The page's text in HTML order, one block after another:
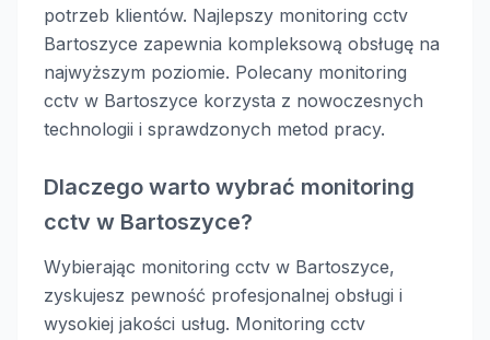
potrzeb klientów. Najlepszy monitoring cctv
Bartoszyce zapewnia kompleksową obsługę na
najwyższym poziomie. Polecany monitoring
cctv w Bartoszyce korzysta z nowoczesnych
technologii i sprawdzonych metod pracy.
Dlaczego warto wybrać monitoring
cctv w Bartoszyce?
Wybierając monitoring cctv w Bartoszyce,
zyskujesz pewność profesjonalnej obsługi i
wysokiej jakości usług. Monitoring cctv